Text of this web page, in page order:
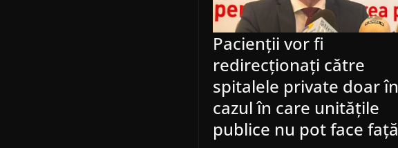
Pacienții vor fi
redirecționați către
spitalele private doar în
cazul în care unitățile
publice nu pot face față